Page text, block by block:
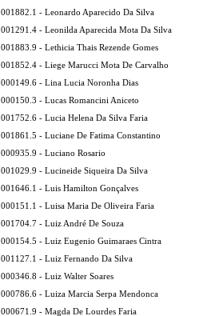
001882.1 - Leonardo Aparecido Da Silva
001291.4 - Leonilda Aparecida Mota Da Silva
001883.9 - Lethicia Thais Rezende Gomes
001852.4 - Liege Marucci Mota De Carvalho
000149.6 - Lina Lucia Noronha Dias
000150.3 - Lucas Romancini Aniceto
001752.6 - Lucia Helena Da Silva Faria
001861.5 - Luciane De Fatima Constantino
000935.9 - Luciano Rosario
001029.9 - Lucineide Siqueira Da Silva
001646.1 - Luis Hamilton Gonçalves
000151.1 - Luisa Maria De Oliveira Faria
001704.7 - Luiz André De Souza
000154.5 - Luiz Eugenio Guimaraes Cintra
001127.1 - Luiz Fernando Da Silva
000346.8 - Luiz Walter Soares
000786.6 - Luiza Marcia Serpa Mendonca
000671.9 - Magda De Lourdes Faria